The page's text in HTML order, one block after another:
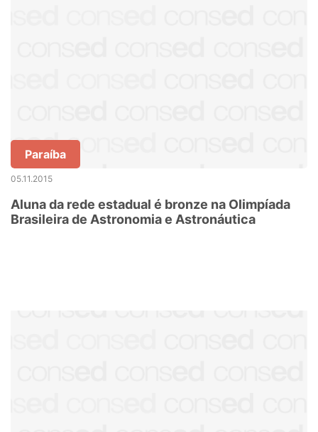
Paraíba
05.11.2015
Aluna da rede estadual é bronze na Olimpíada
Brasileira de Astronomia e Astronáutica